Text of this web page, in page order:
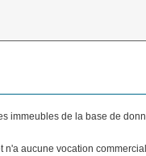
immeubles de la base de
aucune vocation